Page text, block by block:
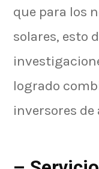
que para los
solares, esto
logrado
inversores